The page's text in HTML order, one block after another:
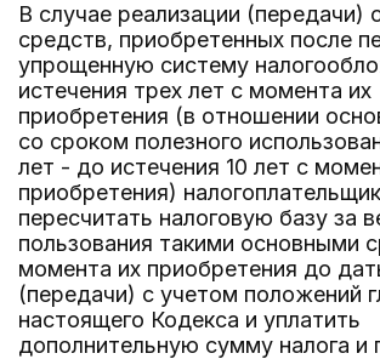
В случае реализации (передачи)
средств, приобретенных после
упрощенную систему
истечения трех лет с момента их
приобретения (в отношении
со сроком полезного
лет - до истечения 10 лет с
приобретения)
пересчитать налоговую базу за
пользования такими основными
момента их приобретения до
(передачи) с учетом положений
настоящего Кодекса и уплатить
дополнительную сумму налога и